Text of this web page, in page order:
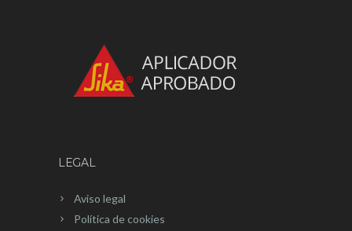
LEGAL
Aviso legal
Política de cookies